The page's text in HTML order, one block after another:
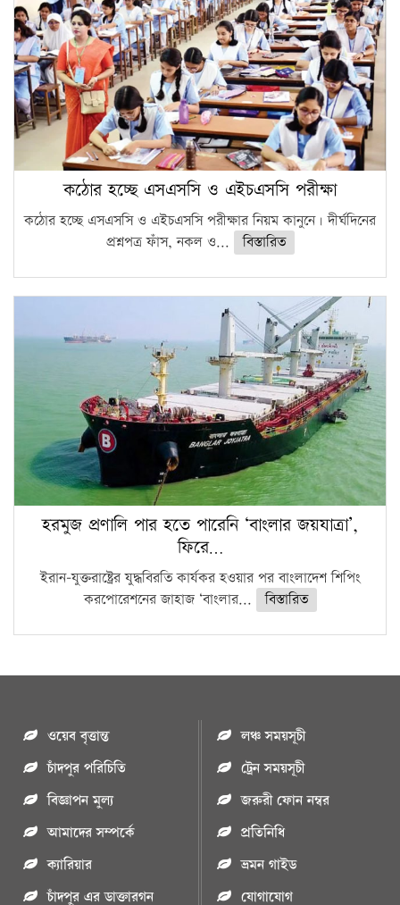
কঠোর হচ্ছে এসএসসি ও এইচএসসি পরীক্ষা
কঠোর হচ্ছে এসএসসি ও এইচএসসি পরীক্ষার নিয়ম কানুনে। দীর্ঘদিনের
প্রশ্নপত্র ফাঁস, নকল ও...
বিস্তারিত
হরমুজ প্রণালি পার হতে পারেনি ‘বাংলার জয়যাত্রা’,
ফিরে…
ইরান-যুক্তরাষ্ট্রের যুদ্ধবিরতি কার্যকর হওয়ার পর বাংলাদেশ শিপিং
করপোরেশনের জাহাজ ‘বাংলার...
বিস্তারিত
ওয়েব বৃত্তান্ত
চাঁদপুর পরিচিতি
বিজ্ঞাপন মুল্য
আমাদের সম্পর্কে
ক্যারিয়ার
চাঁদপুর এর ডাক্তারগন
লঞ্চ সময়সূচী
ট্রেন সময়সূচী
জরুরী ফোন নম্বর
প্রতিনিধি
ভ্রমন গাইড
যোগাযোগ